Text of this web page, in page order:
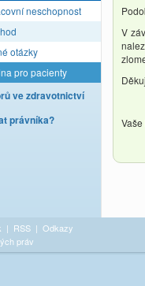
neschopnost
otázky
pro pacienty
ve zdravotnictví
právníka?
V
| RSS | Odkazy
práv